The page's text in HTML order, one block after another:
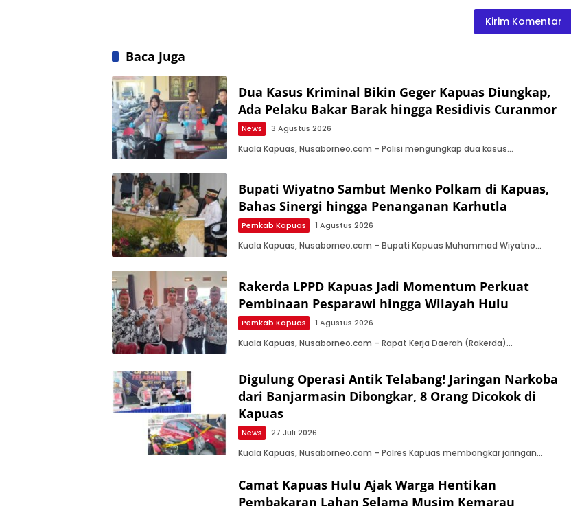
Baca Juga
Dua Kasus Kriminal Bikin Geger Kapuas Diungkap,
Ada Pelaku Bakar Barak hingga Residivis Curanmor
News 3 Agustus 2026
Kuala Kapuas, Nusaborneo.com – Polisi mengungkap dua kasus…
Bupati Wiyatno Sambut Menko Polkam di Kapuas,
Bahas Sinergi hingga Penanganan Karhutla
Pemkab Kapuas 1 Agustus 2026
Kuala Kapuas, Nusaborneo.com – Bupati Kapuas Muhammad Wiyatno…
Rakerda LPPD Kapuas Jadi Momentum Perkuat
Pembinaan Pesparawi hingga Wilayah Hulu
Pemkab Kapuas 1 Agustus 2026
Kuala Kapuas, Nusaborneo.com – Rapat Kerja Daerah (Rakerda)…
Digulung Operasi Antik Telabang! Jaringan Narkoba
dari Banjarmasin Dibongkar, 8 Orang Dicokok di
Kapuas
News 27 Juli 2026
Kuala Kapuas, Nusaborneo.com – Polres Kapuas membongkar jaringan…
Camat Kapuas Hulu Ajak Warga Hentikan
Pembakaran Lahan Selama Musim Kemarau